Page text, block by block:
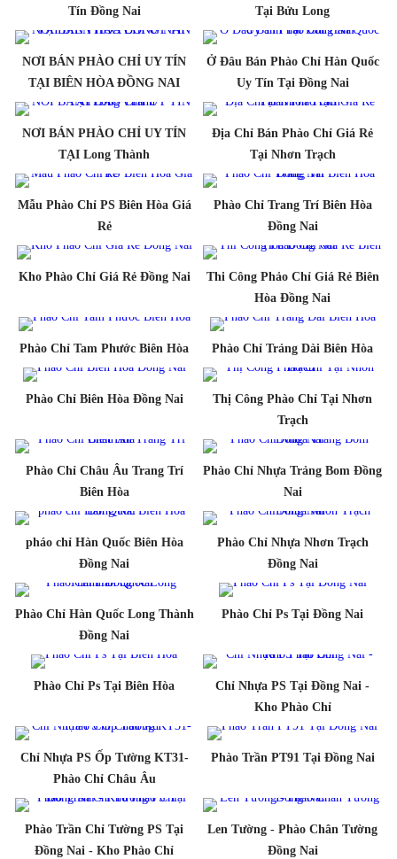
Tín Đồng Nai
Tại Bửu Long
NƠI BÁN PHÀO CHỈ UY TÍN
TẠI BIÊN HÒA ĐỒNG NAI
Ở Đâu Bán Phào Chỉ Hàn Quốc
Uy Tín Tại Đồng Nai
NƠI BÁN PHÀO CHỈ UY TÍN
TẠI Long Thành
Địa Chỉ Bán Phào Chỉ Giá Rẻ
Tại Nhơn Trạch
Mẫu Phào Chỉ PS Biên Hòa Giá
Rẻ
Phào Chỉ Trang Trí Biên Hòa
Đồng Nai
Kho Phào Chỉ Giá Rẻ Đồng Nai
Thi Công Phảo Chỉ Giá Rẻ Biên
Hòa Đồng Nai
Phào Chỉ Tam Phước Biên Hòa Phào Chỉ Trảng Dài Biên Hòa
Phào Chỉ Biên Hòa Đồng Nai
Thị Công Phào Chỉ Tại Nhơn
Trạch
Phào Chỉ Châu Âu Trang Trí
Biên Hòa
Phào Chỉ Nhựa Trảng Bom Đồng
Nai
pháo chỉ Hàn Quốc Biên Hòa
Đồng Nai
Phào Chỉ Nhựa Nhơn Trạch
Đồng Nai
Phào Chỉ Hàn Quốc Long Thành
Đồng Nai
Phào Chỉ Ps Tại Đồng Nai
Phào Chỉ Ps Tại Biên Hòa
Chỉ Nhựa PS Tại Đồng Nai -
Kho Phào Chỉ
Chỉ Nhựa PS Ốp Tường KT31-
Phào Chỉ Châu Âu
Phào Trần PT91 Tại Đồng Nai
Phào Trần Chỉ Tường PS Tại
Đồng Nai - Kho Phào Chỉ
Len Tường - Phào Chân Tường
Đồng Nai